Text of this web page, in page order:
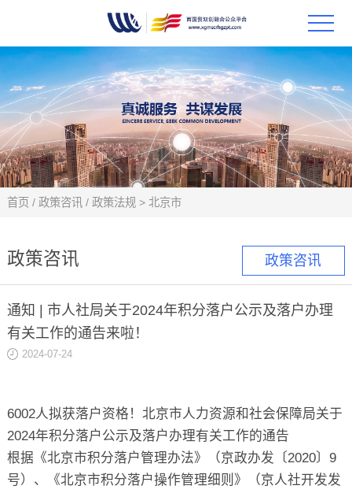
首页
政策
科技
合作
创新
政策咨讯
首页 / 政策咨讯 / 政策法规> 北京市
政策咨讯
通知 | 市人社局关于2024年积分落户公示及落户办理
有关工作的通告来啦！
2024-07-24
6002人拟获落户资格！北京市人力资源和社会保障局关于
2024年积分落户公示及落户办理有关工作的通告
根据《北京市积分落户管理办法》（京政办发〔2020〕9
号）、《北京市积分落户操作管理细则》（京人社开发发